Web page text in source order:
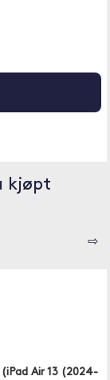
kjøpt
⇨
Air 13 (2024-